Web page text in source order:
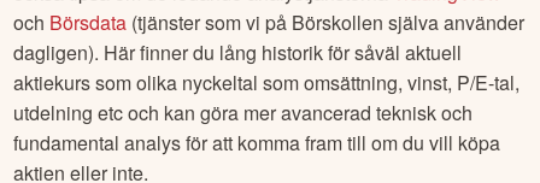
*72% av alla icke-professionella kunder förlorar pengar på
CFD-handel hos den här leverantören.
Hur kan jag lära mig mer och analysera Climeon ?
Du finner väldigt mycket information på denna sida samt